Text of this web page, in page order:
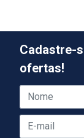
Cadastre-
ofertas!